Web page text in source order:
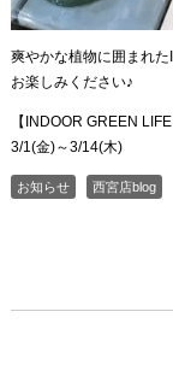
爽やかな植物に囲まれ
お楽しみください♪
【INDOOR GREEN LIFE
3/1(金)～3/14(木)
お知らせ 西宮店blog